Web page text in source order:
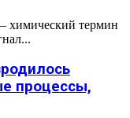
химический термин
процессы,